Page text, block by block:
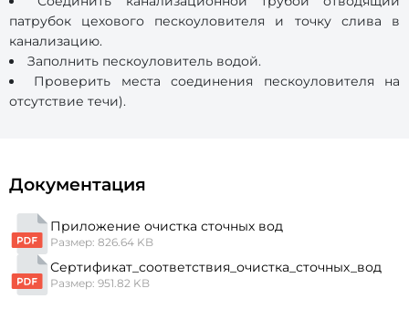
патрубок цехового пескоуловителя и точку слива в
канализацию.
Заполнить пескоуловитель водой.
Проверить места соединения пескоуловителя на
отсутствие течи).
Документация
Приложение очистка сточных вод
Размер: 826.64 KB
Сертификат_соответствия_очистка_сточных_вод
Размер: 951.82 KB